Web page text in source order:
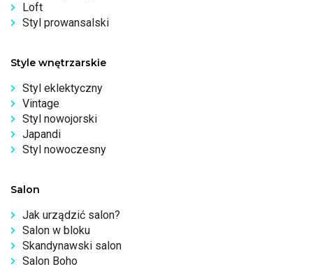
Loft
Styl prowansalski
Style wnętrzarskie
Styl eklektyczny
Vintage
Styl nowojorski
Japandi
Styl nowoczesny
Salon
Jak urządzić salon?
Salon w bloku
Skandynawski salon
Salon Boho